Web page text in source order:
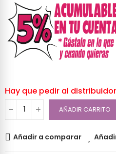
Hay que pedir al
AÑADIR CARRITO
Añadir a comparar